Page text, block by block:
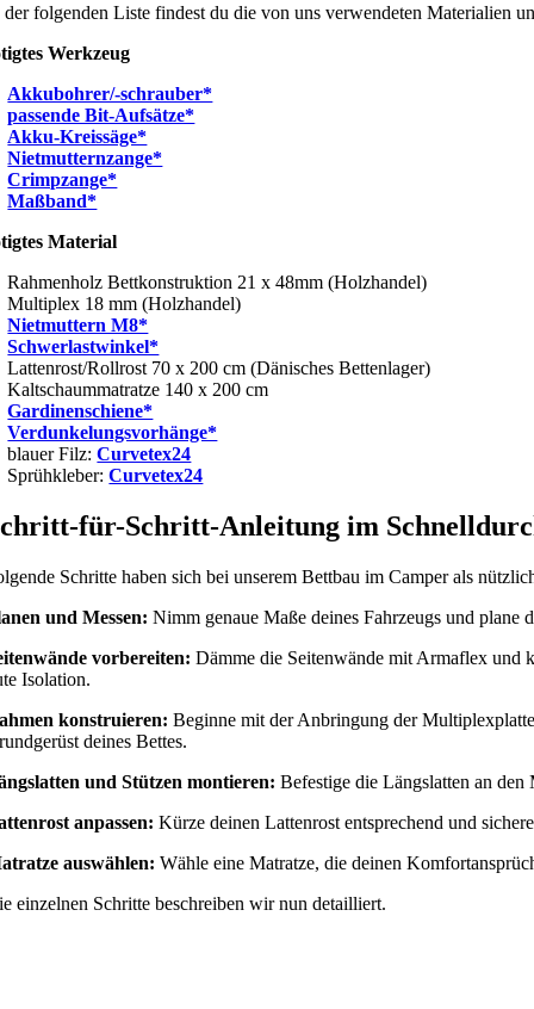
der folgenden Liste findest du die von uns verwendeten Materialien
Werkzeug
Akkubohrer/-schrauber*
passende Bit-Aufsätze*
Akku-Kreissäge*
Nietmutternzange*
Crimpzange*
Maßband*
Material
Rahmenholz Bettkonstruktion 21 x 48mm (Holzhandel)
Multiplex 18 mm (Holzhandel)
Nietmuttern M8*
Schwerlastwinkel*
Lattenrost/Rollrost 70 x 200 cm (Dänisches Bettenlager)
Kaltschaummatratze 140 x 200 cm
Gardinenschiene*
Verdunkelungsvorhänge*
blauer Filz:Curvetex24
Sprühkleber:Curvetex24
für-Schritt-Anleitung im
Schritte haben sich bei unserem Bettbau im Camper als
und Messen: Nimm genaue Maße deines Fahrzeugs und
vorbereiten: Dämme die Seitenwände mit Armaflex und
Isolation.
konstruieren: Beginne mit der Anbringung der
deines Bettes.
und Stützen montieren: Befestige die Längslatten an
anpassen: Kürze deinen Lattenrost entsprechend und
auswählen: Wähle eine Matratze, die deinen
einzelnen Schritte beschreiben wir nun detailliert.